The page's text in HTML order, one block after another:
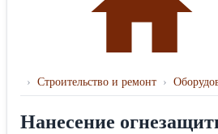
› Строительство и ремонт ›
Нанесение